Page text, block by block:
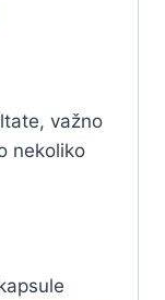
važno
nekoliko